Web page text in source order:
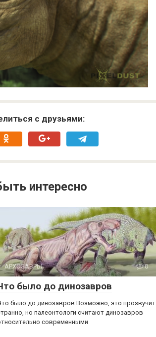
с друзьями:
интересно
АРХОЗАВРЫ 0
было до динозавров
было до динозавров Возможно, это прозвучит
но палеонтологи считают динозавров
современными